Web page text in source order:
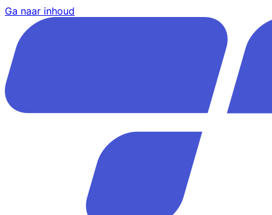
Ga naar inhoud